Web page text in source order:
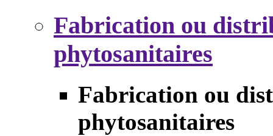
Fabrication ou
phytosanitaires
Fabrication ou
phytosanitaires